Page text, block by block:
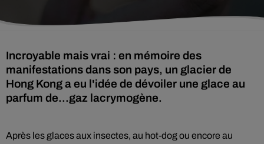
Incroyable mais vrai : en mémoire des
manifestations dans son pays, un glacier de
Hong Kong a eu l'idée de dévoiler une glace au
parfum de...gaz lacrymogène.
Après les glaces aux insectes, au hot-dog ou encore au